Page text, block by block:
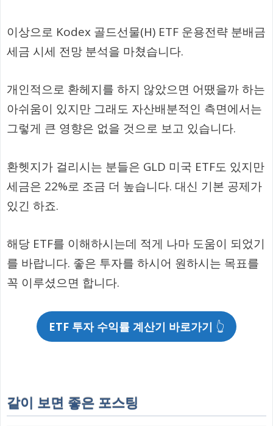
이상으로 Kodex 골드선물(H) ETF 운용전략 분배금
세금 시세 전망 분석을 마쳤습니다.
개인적으로 환헤지를 하지 않았으면 어땠을까 하는
아쉬움이 있지만 그래도 자산배분적인 측면에서는
그렇게 큰 영향은 없을 것으로 보고 있습니다.
환헷지가 걸리시는 분들은 GLD 미국 ETF도 있지만
세금은 22%로 조금 더 높습니다. 대신 기본 공제가
있긴 하죠.
해당 ETF를 이해하시는데 적게 나마 도움이 되었기
를 바랍니다. 좋은 투자를 하시어 원하시는 목표를
꼭 이루셨으면 합니다.
ETF 투자 수익률 계산기 바로가기 👆
같이 보면 좋은 포스팅